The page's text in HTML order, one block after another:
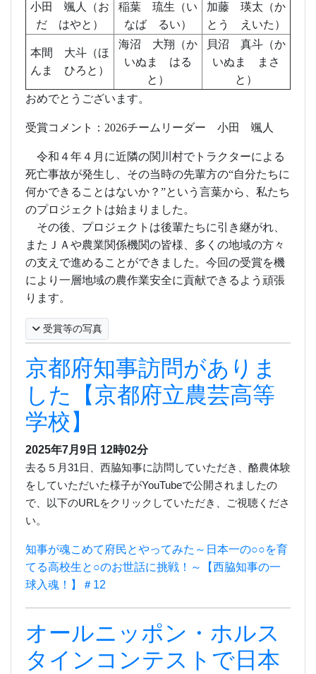
小田 颯人（お
だ はやと）
稲葉 琉生（い
なば るい）
加藤 瑛太（か
とう えいた）
本間 大斗（ほ
んま ひろと）
海沼 大翔（か
いぬま はる
と）
貝沼 真斗（か
いぬま まさ
と）
おめでとうございます。
受賞コメント： 2026チームリーダー 小田 颯人
令和４年４月に近隣の関川村でトラクターによる
死亡事故が発生し、その当時の先輩方の“自分たちに
何かできることはないか？”という言葉から、私たち
のプロジェクトは始まりました。
その後、プロジェクトは後輩たちに引き継がれ、
またＪＡや農業関係機関の皆様、多くの地域の方々
の支えで進めることができました。今回の受賞を機
により一層地域の農作業安全に貢献できるよう頑張
ります。
受賞等の写真
京都府知事訪問がありま
した【京都府立農芸高等
学校】
2025年7月9日 12時02分
去る５月 31日、西脇知事に訪問していただき、酪農体験
をしていただいた様子がYouTubeで公開されましたの
で、 以下のURLをクリックしていただき、ご視聴くださ
い。
知事が魂こめて府民とやってみた～日本一の○○を育
てる高校生と○のお世話に挑戦！～【西脇知事の一
球入魂！】＃12
オールニッポン・ホルス
タインコンテストで日本